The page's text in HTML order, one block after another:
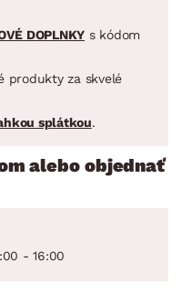
DOPLNKY s kódom
produkty za skvelé
splátkou.
alebo objednať
- 16:00